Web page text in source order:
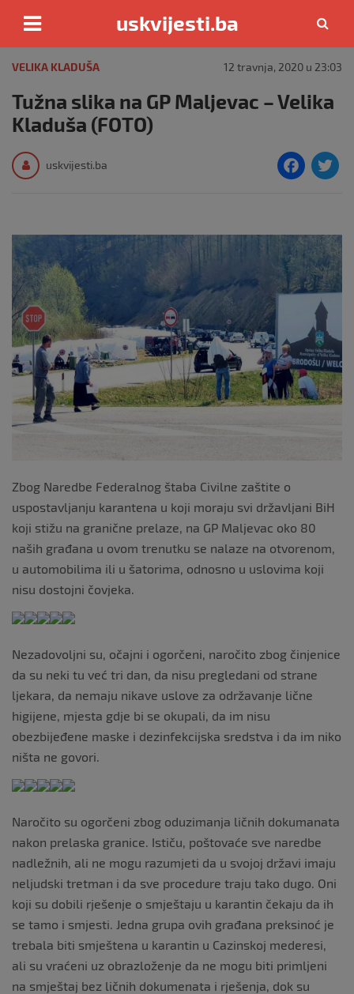
content
uskvijesti.ba
VELIKA KLADUŠA 12 travnja, 2020 u 23:03
Tužna slika na GP Maljevac – Velika
Kladuša (FOTO)
uskvijesti.ba
F
e
b
o
o
k
Zbog Naredbe Federalnog štaba Civilne zaštite o
uspostavljanju karantena u koji moraju svi državljani BiH
koji stižu na granične prelaze, na GP Maljevac oko 80
naših građana u ovom trenutku se nalaze na otvorenom,
u automobilima ili u šatorima, odnosno u uslovima koji
nisu dostojni čovjeka.
Nezadovoljni su, očajni i ogorčeni, naročito zbog činjenice
da su neki tu već tri dan, da nisu pregledani od strane
ljekara, da nemaju nikave uslove za održavanje lične
higijene, mjesta gdje bi se okupali, da im nisu
obezbijeđene maske i dezinfekcijska sredstva i da im niko
ništa ne govori.
Naročito su ogorčeni zbog oduzimanja ličnih dokumanata
nakon prelaska granice. Ističu, poštovaće sve naredbe
nadležnih, ali ne mogu razumjeti da u svojoj državi imaju
neljudski tretman i da sve procedure traju tako dugo. Oni
koji su dobili rješenje o smještaju u karantin čekaju da ih
se tamo i smjesti. Jedna grupa ovih građana preksinoć je
trebala biti smještena u karantin u Cazinskoj mederesi,
ali su vraćeni uz obrazloženje da ne mogu biti primljeni
na smještaj bez ličnih dokumenata i rješenja, dok su